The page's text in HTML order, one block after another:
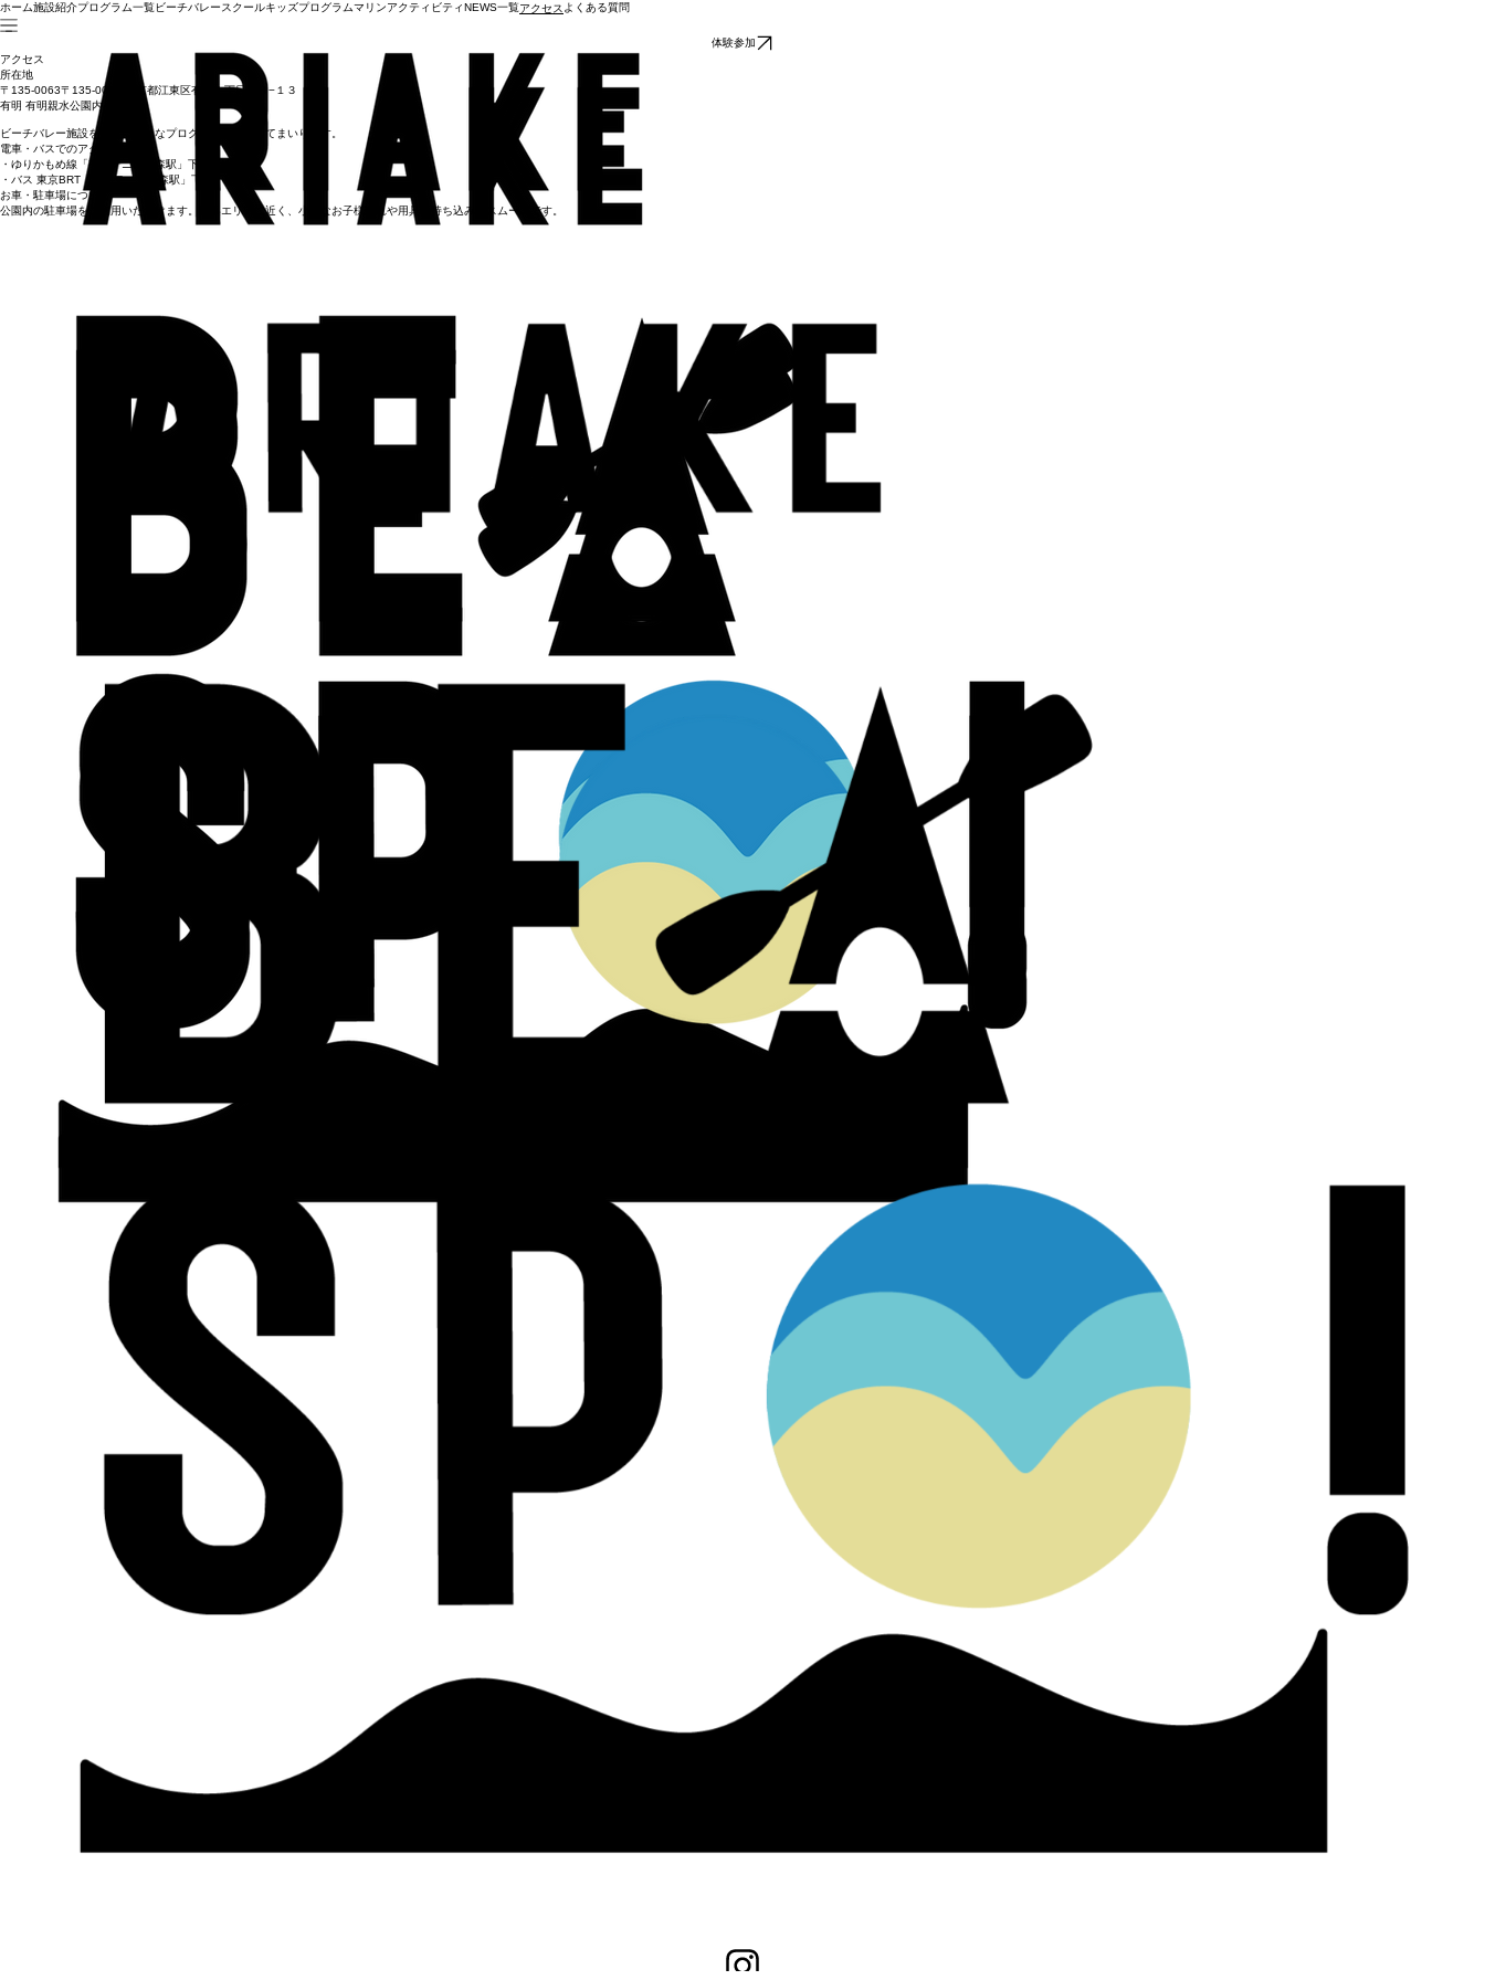
ホーム施設紹介プログラム一覧ビーチバレースクールキッズプログラムマリンアクティビティNEWS一覧アクセス よくある質問
体験参加
アクセス
所在地
〒135-0063〒135-0063 東京都江東区有明１丁目１３−１３
有明 有明親水公園内
ビーチバレー施設を拠点に様々なプログラムを開催してまいります。
電車・バスでのアクセス
・ゆりかもめ線「有明テニスの森駅」下車：徒歩5分
・バス 東京BRT「有明テニスの森駅」下車：徒歩5分
お車・駐車場について
公園内の駐車場をご利用いただけます。砂浜エリアに近く、小さなお子様連れや用具の持ち込みもスムーズです。